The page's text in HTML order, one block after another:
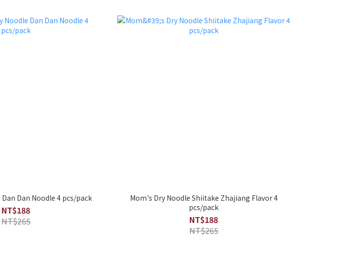
Dan Noodle 4 pcs/pack
NT$188
NT$265
Mom's Dry Noodle Shiitake Zhajiang Flavor 4
pcs/pack
NT$188
NT$265